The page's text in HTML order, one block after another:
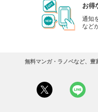
CAR and
980円 (税込)
あらすじを表示
CAR and
円 (税込)
お得
通知
など
無料マンガ・ラノベなど、豊